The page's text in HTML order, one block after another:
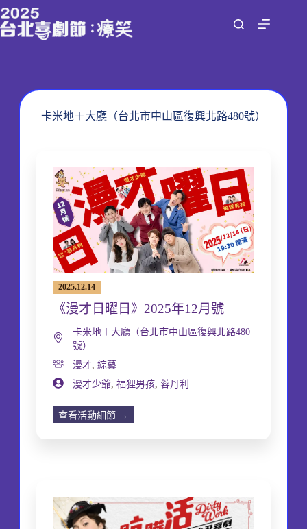
跳
至
卡米地＋大廳（台北市中山區復興北路480號）
2025.12.14
《漫才日曜日》2025年12月號
卡米地＋大廳（台北市中山區復興北路480
號）
漫才, 綜藝
漫才少爺, 福狸男孩, 蓉丹利
查看活動細節 →